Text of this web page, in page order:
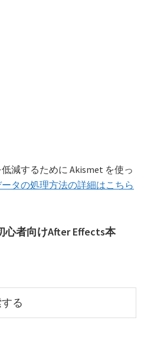
減するために Akismet を使っ
タの処理方法の詳細はこちら
心者向けAfter Effects本